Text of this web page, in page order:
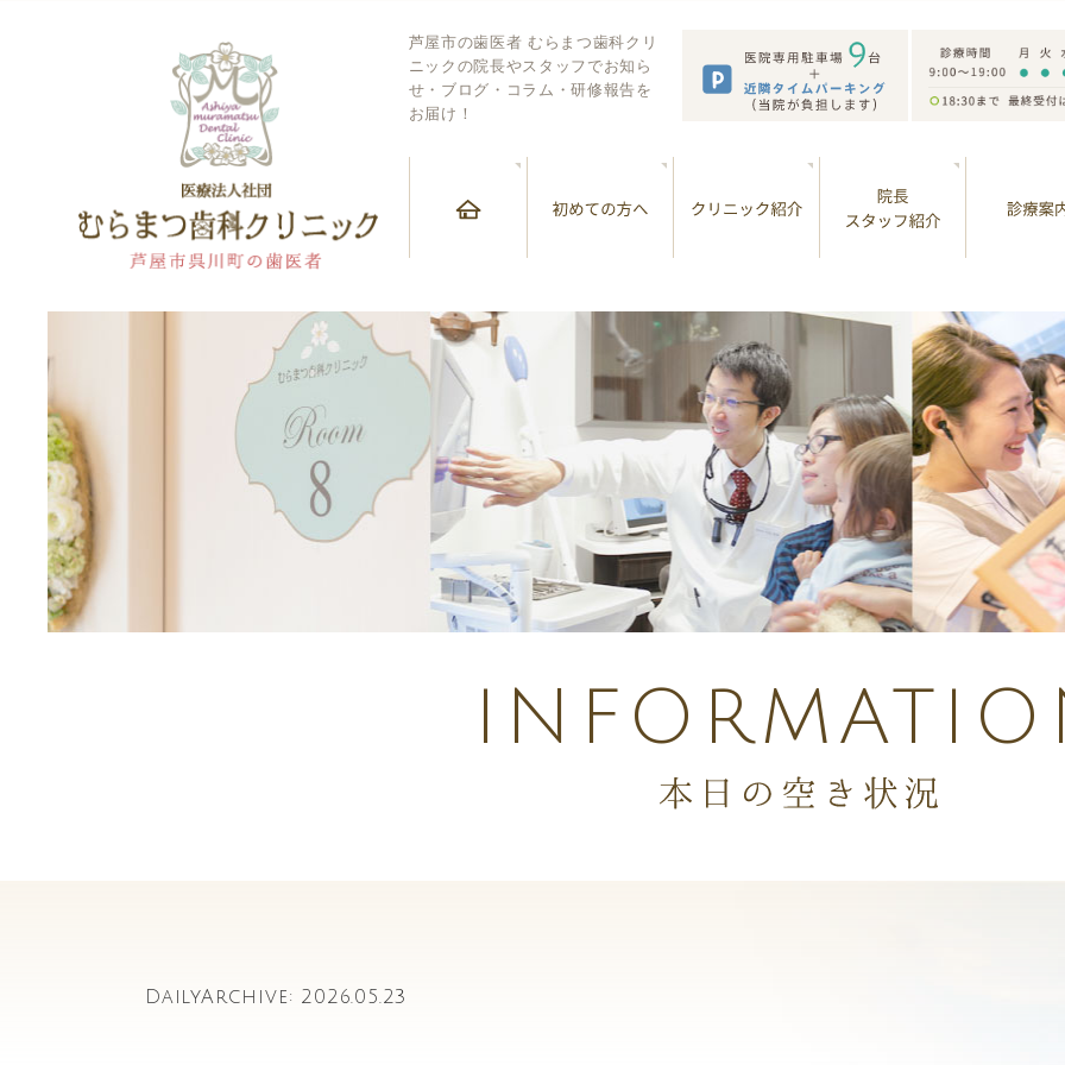
芦屋市の歯医者 むらまつ歯科クリ
ニックの院長やスタッフでお知ら
せ・ブログ・コラム・研修報告を
お届け！
DailyArchive: 2026.05.23